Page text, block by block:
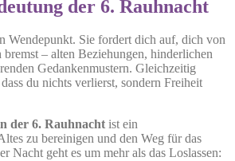
der 6. Rauhnacht
Wendepunkt. Sie fordert dich auf, dich von
bremst – alten Beziehungen, hinderlichen
Gedankenmustern. Gleichzeitig
du nichts verlierst, sondern Freiheit
der 6. Rauhnacht ist ein
zu bereinigen und den Weg für das
Nacht geht es um mehr als das Loslassen: